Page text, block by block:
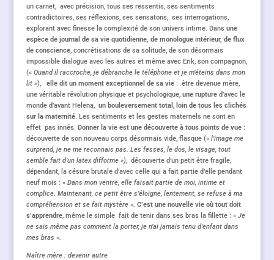
un carnet, avec précision, tous ses ressentis, ses sentiments
contradictoires, ses réflexions, ses sensatons, ses interrogations,
explorant avec finesse la complexité de son univers intime. Dans une
espèce de journal de sa vie quotidienne, de monologue intérieur, de flux
de conscience, concrétisations de sa solitude, de son désormais
impossible dialogue avec les autres et même avec Erik, son compagnon,
(« Quand il raccroche, je débranche le téléphone et je m’éteins dans mon
lit »), elle dit un moment exceptionnel de sa vie : être devenue mère,
une véritable révolution physique et psychologique, une rupture d’avec le
monde d’avant Helena, un bouleversement total , loin de tous les clichés
sur la maternité. Les sentiments et les gestes maternels ne sont en
effet pas innés. Donner la vie est une découverte à tous points de vue :
découverte de son nouveau corps désormais vide, flasque (« l’image me
surprend, je ne me reconnais pas. Les fesses, le dos, le visage, tout
semble fait d’un latex difforme »), découverte d’un petit être fragile,
dépendant, la césure brutale d’avec celle qui a fait partie d’elle pendant
neuf mois : « Dans mon ventre, elle faisait partie de moi, intime et
complice. Maintenant, ce petit être s’éloigne, lentement, se refuse à ma
compréhension et se fait mystère ». C’est une nouvelle vie où tout doit
s’apprendre, même le simple fait de tenir dans ses bras la fillette : « Je
ne sais même pas comment la porter, je n’ai jamais tenu d’enfant dans
mes bras ».
Naître mère : devenir autre